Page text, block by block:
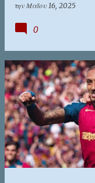
την Μαΐου 16, 2025
0